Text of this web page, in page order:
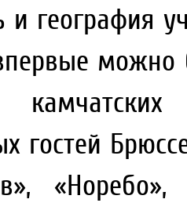
и география
можно
гостей
«Норебо»,